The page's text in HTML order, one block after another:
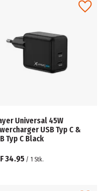
Universal 45W
USB Typ C &
Typ C Black
34.95 / 1 Stk.